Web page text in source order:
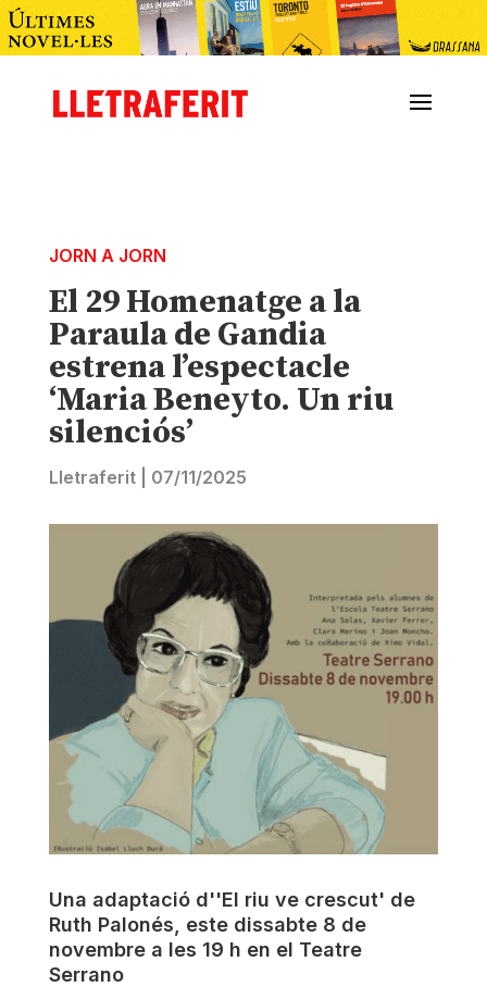
JORN A JORN
El 29 Homenatge a la
Paraula de Gandia
estrena l’espectacle
‘Maria Beneyto. Un riu
silenciós’
Lletraferit| 07/11/2025
Una adaptació d''El riu ve crescut' de
Ruth Palonés, este dissabte 8 de
novembre a les 19 h en el Teatre
Serrano